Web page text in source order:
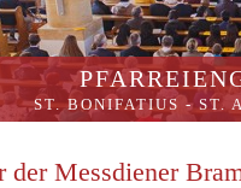
ST. BONIFATIUS - ST.
der Messdiener